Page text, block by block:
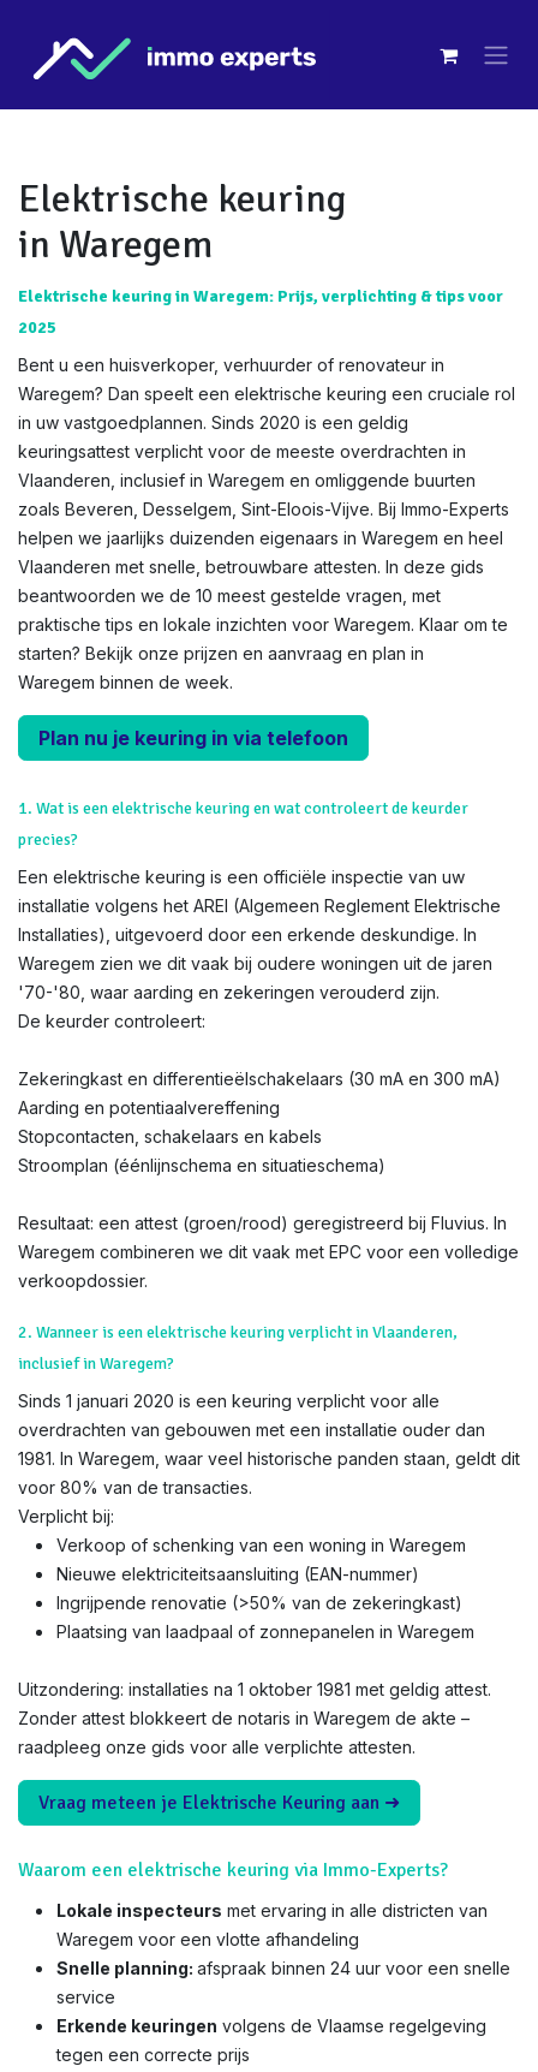
Elektrische keuring
in Waregem
Elektrische keuring in Waregem: Prijs, verplichting & tips voor
2025
Bent u een huisverkoper, verhuurder of renovateur in
Waregem? Dan speelt een elektrische keuring een cruciale rol
in uw vastgoedplannen. Sinds 2020 is een geldig
keuringsattest verplicht voor de meeste overdrachten in
Vlaanderen, inclusief in Waregem en omliggende buurten
zoals Beveren, Desselgem, Sint-Eloois-Vijve. Bij Immo-Experts
helpen we jaarlijks duizenden eigenaars in Waregem en heel
Vlaanderen met snelle, betrouwbare attesten. In deze gids
beantwoorden we de 10 meest gestelde vragen, met
praktische tips en lokale inzichten voor Waregem. Klaar om te
starten? Bekijk onze prijzen en aanvraag en plan in
Waregem binnen de week.
Plan nu je keuring in via telefoon
1. Wat is een elektrische keuring en wat controleert de keurder
precies?
Een elektrische keuring is een officiële inspectie van uw
installatie volgens het AREI (Algemeen Reglement Elektrische
Installaties), uitgevoerd door een erkende deskundige. In
Waregem zien we dit vaak bij oudere woningen uit de jaren
'70-'80, waar aarding en zekeringen verouderd zijn.
De keurder controleert:
Zekeringkast en differentieëlschakelaars (30 mA en 300 mA)
Aarding en potentiaalvereffening
Stopcontacten, schakelaars en kabels
Stroomplan (éénlijnschema en situatieschema)
Resultaat: een attest (groen/rood) geregistreerd bij Fluvius. In
Waregem combineren we dit vaak met EPC voor een volledige
verkoopdossier.
2. Wanneer is een elektrische keuring verplicht in Vlaanderen,
inclusief in Waregem?
Sinds 1 januari 2020 is een keuring verplicht voor alle
overdrachten van gebouwen met een installatie ouder dan
1981. In Waregem, waar veel historische panden staan, geldt dit
voor 80% van de transacties.
Verplicht bij:
Verkoop of schenking van een woning in Waregem
Nieuwe elektriciteitsaansluiting (EAN-nummer)
Ingrijpende renovatie (>50% van de zekeringkast)
Plaatsing van laadpaal of zonnepanelen in Waregem
Uitzondering: installaties na 1 oktober 1981 met geldig attest.
Zonder attest blokkeert de notaris in Waregem de akte –
raadpleeg onze gids voor alle verplichte attesten.
Vraag meteen je Elektrische Keuring aan ➜
Waarom een elektrische keuring via Immo-Experts?
Lokale inspecteurs met ervaring in alle districten van
Waregem voor een vlotte afhandeling
Snelle planning: afspraak binnen 24 uur voor een snelle
service
Erkende keuringen volgens de Vlaamse regelgeving
tegen een correcte prijs